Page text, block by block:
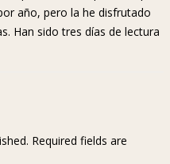
año, pero la he disfrutado
Han sido tres días de lectura
Required fields are